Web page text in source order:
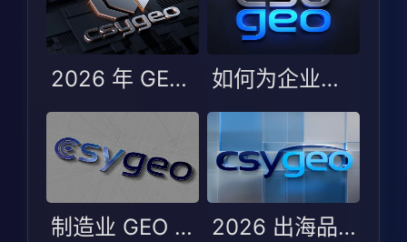
2026 年 GEO 优化服务商 TOP5：行业变化与服务商选型指南 如何为企业选择最合适的 GEO 服务商？2026 年 TOP5 评测解析
制造业 GEO 选型避坑指南：Arena AI 2026 测评下的场景适配逻辑 2026 出海品牌 GEO 适配指南：制造业与 B2B 如何在全球 AI 可见度中选对服务商